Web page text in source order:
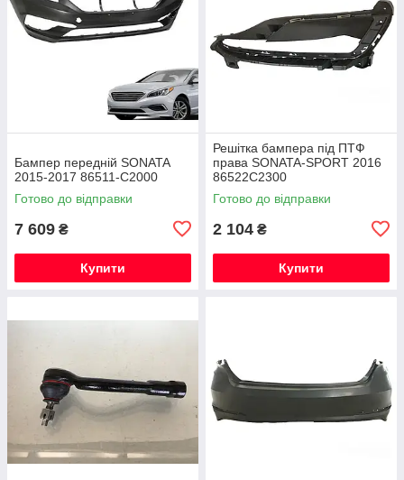
Бампер передній SONATA
2015-2017 86511-C2000
Готово до відправки
7 609 ₴
Купити
Решітка бампера під ПТФ
права SONATA-SPORT 2016
86522C2300
Готово до відправки
2 104 ₴
Купити